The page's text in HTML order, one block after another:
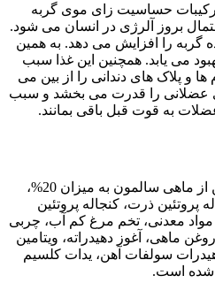
ترکیبات حساسیت زای موی گربه
بروز آلرژی در انسان می شود.
گربه را افزایش می دهد. به همین
می یابد. همچنین این غذا سبب
و پلاک های دندانی را از بین می
های عضلانی را قدرت می بخشد و سبب
به قوت قبل باقی بمانند.
در تولید غذای استریلایزد پروپلن از ماهی سالمون به میزان 20%،
پروتئین ذرت، کنجاله پروتئین
مواد معدنی، تخم مرغ کم آب، چربی
ماهی، آغوز دهیدراته، ویتامین
سولفات آهن، یدات کلسیم
شده است.